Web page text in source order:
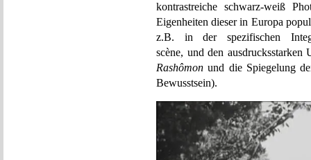
kontrastreiche schwarz-weiß
Eigenheiten dieser in Europa
z.B. in der spezifischen
scène, und den
Rashômon und die Spiegelung
Bewusstsein).